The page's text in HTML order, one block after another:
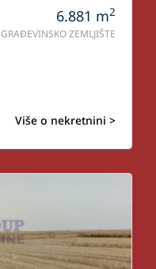
6.881 m2
GRAĐEVINSKO ZEMLJIŠTE
Više o nekretnini >